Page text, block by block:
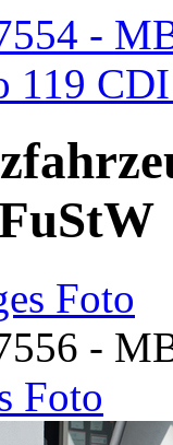
-
119
Foto
-
Foto